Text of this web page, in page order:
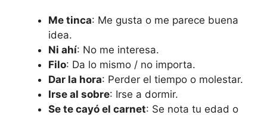
Me tinca: Me gusta o me parece buena
idea.
Ni ahí: No me interesa.
Filo: Da lo mismo / no importa.
Dar la hora: Perder el tiempo o molestar.
Irse al sobre: Irse a dormir.
Se te cayó el carnet: Se nota tu edad o